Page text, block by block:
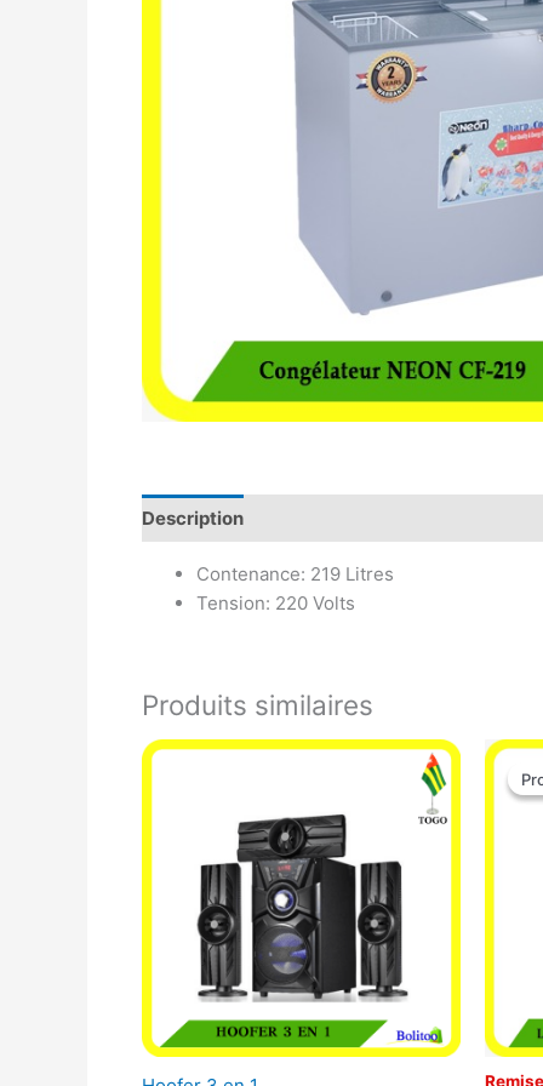
Description
Contenance: 219 Litres
Tension: 220 Volts
Produits similaires